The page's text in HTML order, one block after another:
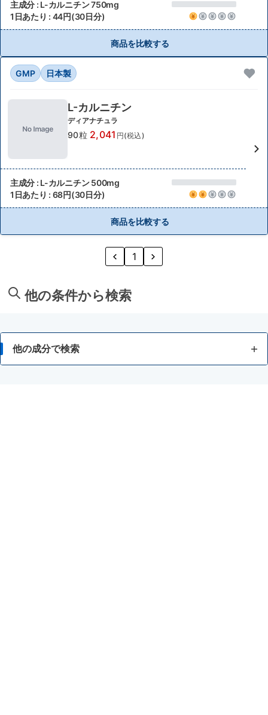
主成分 : L-カルニチン 750mg
1日あたり : 44円(30日分)
商品を比較する
GMP 日本製
L-カルニチン
ディアナチュラ
90粒 2,041 円(税込)
主成分 : L-カルニチン 500mg
1日あたり : 68円(30日分)
商品を比較する
1
他の条件から検索
他の成分で検索